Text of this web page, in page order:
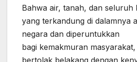
‎Bahwa air, tanah, dan seluruh
yang terkandung di dalamnya
negara dan diperuntukkan
‎bagi kemakmuran
bertolak belakang dengan